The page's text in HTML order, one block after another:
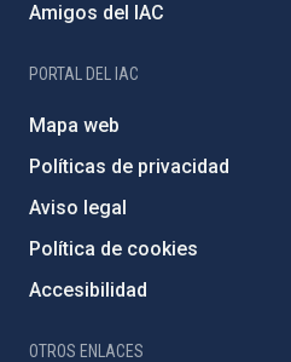
Amigos del IAC
PORTAL DEL IAC
Mapa web
Políticas de privacidad
Aviso legal
Política de cookies
Accesibilidad
OTROS ENLACES